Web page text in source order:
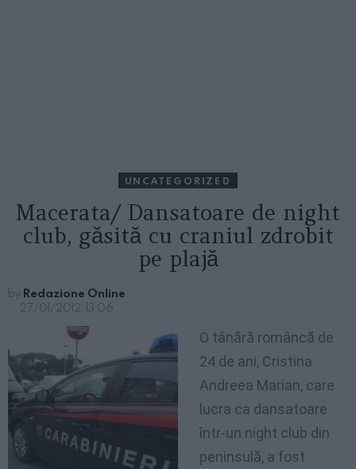
UNCATEGORIZED
Macerata/ Dansatoare de night
club, găsită cu craniul zdrobit
pe plajă
by Redazione Online
27/01/2012, 13:06
O tânără româncă de
24 de ani, Cristina
Andreea Marian, care
lucra ca dansatoare
într-un night club din
peninsulă, a fost